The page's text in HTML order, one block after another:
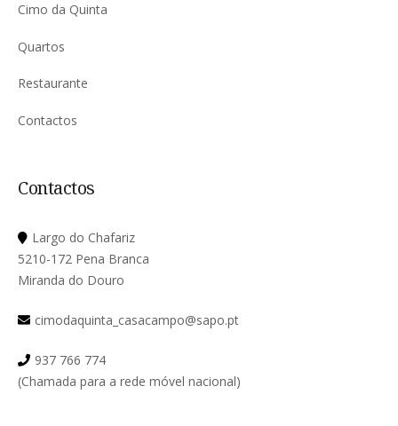
Cimo da Quinta
Quartos
Restaurante
Contactos
Contactos
Largo do Chafariz
5210-172 Pena Branca
Miranda do Douro
cimodaquinta_casacampo@sapo.pt
937 766 774
(Chamada para a rede móvel nacional)